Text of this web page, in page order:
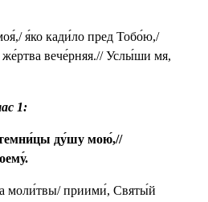
я́ко кади́ло пред Тобо́ю,/
вече́рняя.// Услы́ши мя,
1:
ду́шу мою́,//
моли́твы/ приими́, Святы́й